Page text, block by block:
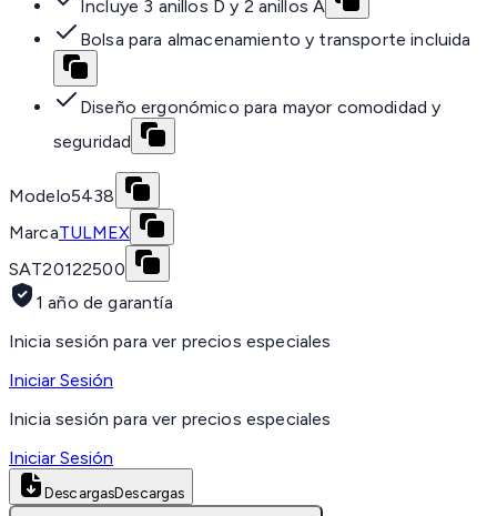
Incluye 3 anillos D y 2 anillos A
Bolsa para almacenamiento y transporte incluida
Diseño ergonómico para mayor comodidad y
seguridad
Modelo5438
MarcaTULMEX
SAT20122500
1 año de garantía
Inicia sesión para ver precios especiales
Iniciar Sesión
Inicia sesión para ver precios especiales
Iniciar Sesión
DescargasDescargas